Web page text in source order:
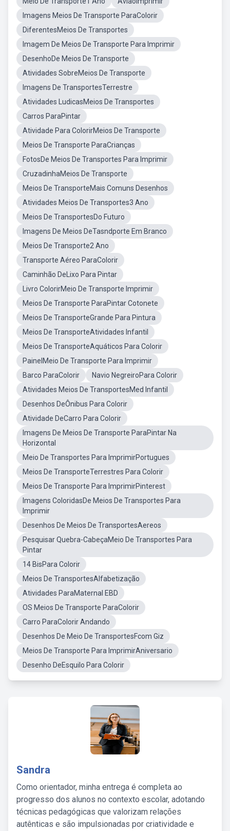
Imagens Meios De Transporte ParaColorir
DiferentesMeios De Transportes
Imagem De Meios De Transporte Para Imprimir
DesenhoDe Meios De Transporte
Atividades SobreMeios De Transporte
Imagens De TransportesTerrestre
Atividades LudicasMeios De Transportes
Carros ParaPintar
Atividade Para ColorirMeios De Transporte
Meios De Transporte ParaCrianças
FotosDe Meios De Transportes Para Imprimir
CruzadinhaMeios De Transporte
Meios De TransporteMais Comuns Desenhos
Atividades Meios De Transportes3 Ano
Meios De TransportesDo Futuro
Imagens De Meios DeTasndporte Em Branco
Meios De Transporte2 Ano
Transporte Aéreo ParaColorir
Caminhão DeLixo Para Pintar
Livro ColorirMeio De Transporte Imprimir
Meios De Transporte ParaPintar Cotonete
Meios De TransporteGrande Para Pintura
Meios De TransporteAtividades Infantil
Meios De TransporteAquáticos Para Colorir
PainelMeio De Transporte Para Imprimir
Barco ParaColorir
Navio NegreiroPara Colorir
Atividades Meios De TransportesMed Infantil
Desenhos DeÔnibus Para Colorir
Atividade DeCarro Para Colorir
Imagens De Meios De Transporte ParaPintar Na
Horizontal
Meio De Transportes Para ImprimirPortugues
Meios De TransporteTerrestres Para Colorir
Meios De Transporte Para ImprimirPinterest
Imagens ColoridasDe Meios De Transportes Para
Imprimir
Desenhos De Meios De TransportesAereos
Pesquisar Quebra-CabeçaMeio De Transportes Para
Pintar
14 BisPara Colorir
Meios De TransportesAlfabetização
Atividades ParaMaternal EBD
OS Meios De Transporte ParaColorir
Carro ParaColorir Andando
Desenhos De Meio De TransportesFcom Giz
Meios De Transporte Para ImprimirAniversario
Desenho DeEsquilo Para Colorir
Sandra
Como orientador, minha entrega é completa ao
progresso dos alunos no contexto escolar, adotando
técnicas pedagógicas que valorizam relações
autênticas e são impulsionadas por criatividade e